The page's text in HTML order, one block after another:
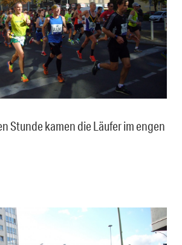
Stunde kamen die Läufer im engen